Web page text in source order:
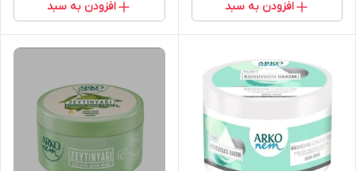
افزودن به سبد افزودن به سبد